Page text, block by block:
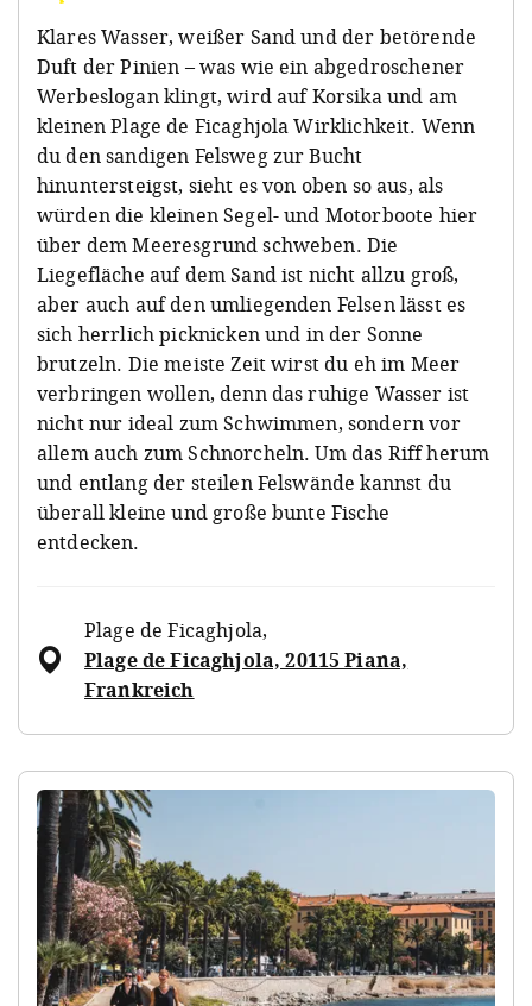
Klares Wasser, weißer Sand und der betörende
Duft der Pinien – was wie ein abgedroschener
Werbeslogan klingt, wird auf Korsika und am
kleinen Plage de Ficaghjola Wirklichkeit. Wenn
du den sandigen Felsweg zur Bucht
hinuntersteigst, sieht es von oben so aus, als
würden die kleinen Segel- und Motorboote hier
über dem Meeresgrund schweben. Die
Liegefläche auf dem Sand ist nicht allzu groß,
aber auch auf den umliegenden Felsen lässt es
sich herrlich picknicken und in der Sonne
brutzeln. Die meiste Zeit wirst du eh im Meer
verbringen wollen, denn das ruhige Wasser ist
nicht nur ideal zum Schwimmen, sondern vor
allem auch zum Schnorcheln. Um das Riff herum
und entlang der steilen Felswände kannst du
überall kleine und große bunte Fische
entdecken.
Plage de Ficaghjola,
Plage de Ficaghjola, 20115 Piana,
Frankreich